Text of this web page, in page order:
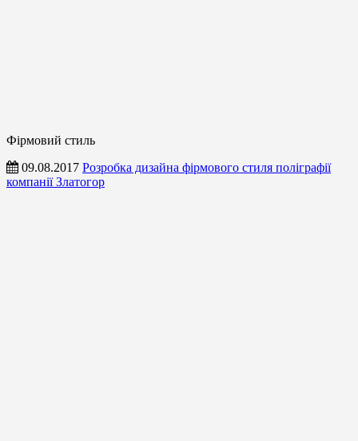
Фірмовий стиль
09.08.2017 Розробка дизайна фірмового стиля поліграфії
компанії Златогор